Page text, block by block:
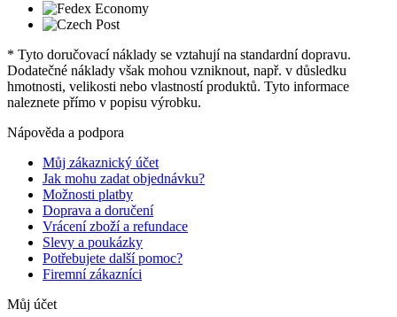
* Tyto doručovací náklady se vztahují na standardní dopravu.
Dodatečné náklady však mohou vzniknout, např. v důsledku
hmotnosti, velikosti nebo vlastností produktů. Tyto informace
naleznete přímo v popisu výrobku.
Nápověda a podpora
Můj zákaznický účet
Jak mohu zadat objednávku?
Možnosti platby
Doprava a doručení
Vrácení zboží a refundace
Slevy a poukázky
Potřebujete další pomoc?
Firemní zákazníci
Můj účet